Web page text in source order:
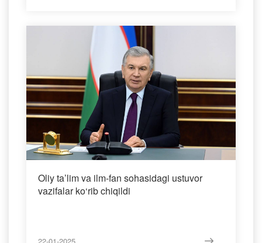
Oliy ta’lim va ilm-fan sohasidagi ustuvor
vazifalar ko‘rib chiqildi